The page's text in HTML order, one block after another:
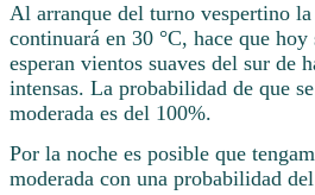
Al arranque del turno vespertino la
continuará en 30 °C, hace que
esperan vientos suaves del sur de
intensas. La probabilidad de que
moderada es del 100%.
Por la noche es posible que
moderada con una probabilidad